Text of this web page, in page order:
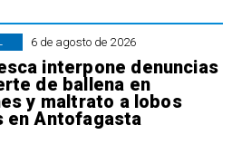
6 de agosto de 2026
interpone denuncias
de ballena en
y maltrato a lobos
en Antofagasta